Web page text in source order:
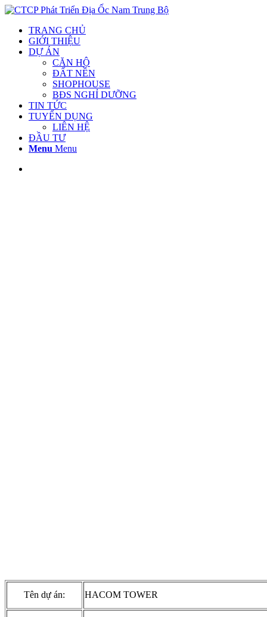
TRANG CHỦ
GIỚI THIỆU
DỰ ÁN
CĂN HỘ
ĐẤT NỀN
SHOPHOUSE
BĐS NGHỈ DƯỠNG
TIN TỨC
TUYỂN DỤNG
LIÊN HỆ
ĐẦU TƯ
Menu Menu
Tên dự án: HACOM TOWER